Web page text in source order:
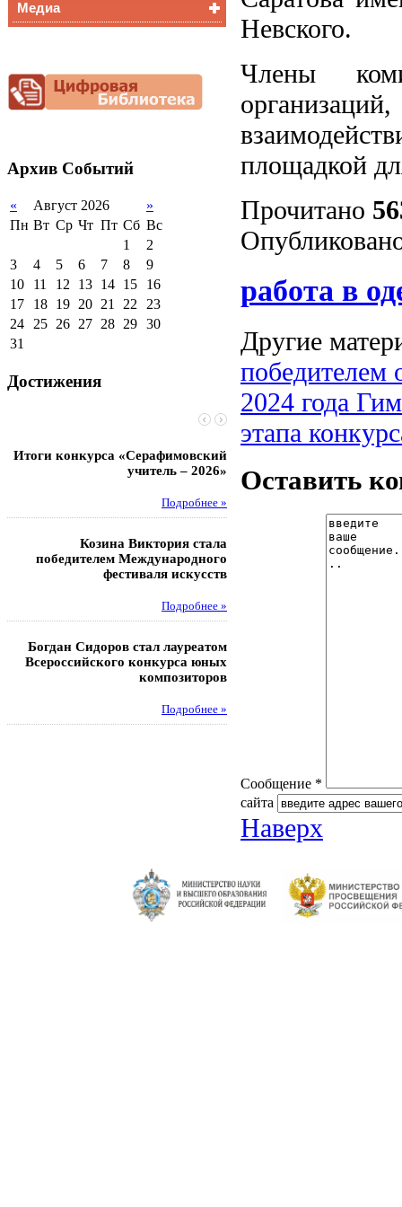
Снижение
документационной
нагрузки
Медиа
Архив Событий
« Август 2026
»
Пн Вт Ср Чт Пт Сб Вс
1
2
3
4 5 6 7 8
9
10
11 12 13 14 15
16
17
18 19 20 21 22 23
24 25 26 27 28 29 30
31
Достижения
Итоги конкурса «Серафимовский
учитель – 2026»
Подробнее »
Козина Виктория стала
победителем Международного
фестиваля искусств
Подробнее »
Богдан Сидоров стал лауреатом
Всероссийского конкурса юных
композиторов
Подробнее »
областных
Музафаров Пётр стал
турнира
Невского.
Члены
площадкой
Прочитано
работа в
Другие
победителем
2024 года
этапа
Оставить
Сообщение *
сайта
Наверх